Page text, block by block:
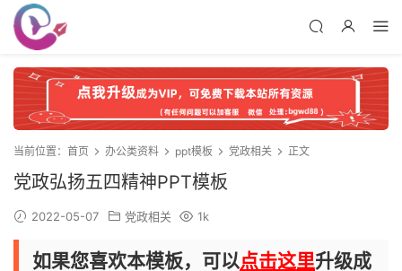
当前位置： 首页 办公类资料 ppt模板 党政相关 正文
党政弘扬五四精神PPT模板
2022-05-07 党政相关 1k
如果您喜欢本模板，可以点击这里升级成